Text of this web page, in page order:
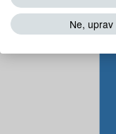
Ne, uprav